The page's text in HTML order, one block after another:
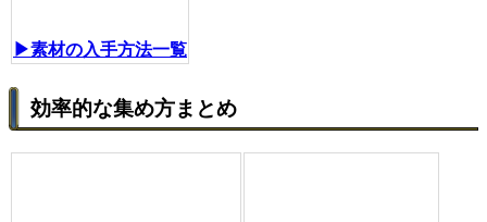
▶素材の入手方法一覧
効率的な集め方まとめ